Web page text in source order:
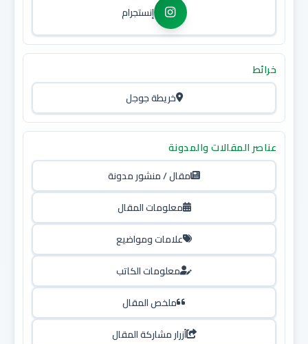
إنستجرام
خرائط
خريطة جوجل
عناصر المقالات والمدونة
مقال / منشور مدونة
معلومات المقال
علامات ومواضيع
معلومات الكاتب
ملخص المقال
أزرار مشاركة المقال